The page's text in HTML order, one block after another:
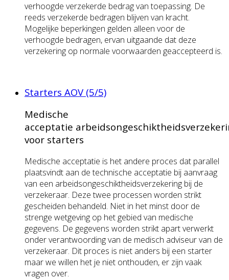
verhoogde verzekerde bedrag van toepassing. De
reeds verzekerde bedragen blijven van kracht.
Mogelijke beperkingen gelden alleen voor de
verhoogde bedragen, ervan uitgaande dat deze
verzekering op normale voorwaarden geaccepteerd is.
Starters AOV (5/5)
Medische
acceptatie
voor starters
Medische acceptatie is het andere proces dat parallel
plaatsvindt aan de technische acceptatie bij aanvraag
van een arbeidsongeschiktheidsverzekering bij de
verzekeraar. Deze twee processen worden strikt
gescheiden behandeld. Niet in het minst door de
strenge wetgeving op het gebied van medische
gegevens. De gegevens worden strikt apart verwerkt
onder verantwoording van de medisch adviseur van de
verzekeraar. Dit proces is niet anders bij een starter
maar we willen het je niet onthouden, er zijn vaak
vragen over.